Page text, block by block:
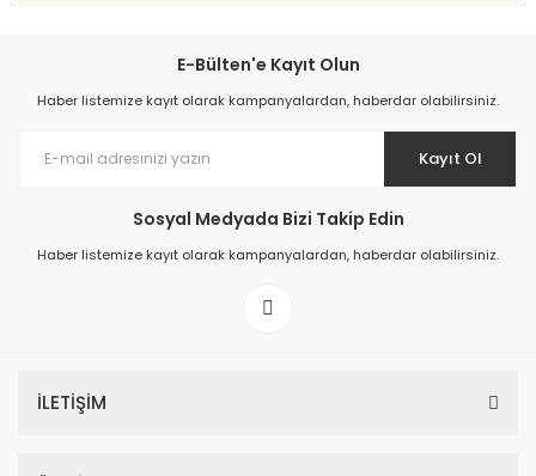
E-Bülten'e Kayıt Olun
Haber listemize kayıt olarak kampanyalardan, haberdar olabilirsiniz.
Kayıt Ol
Sosyal Medyada Bizi Takip Edin
Haber listemize kayıt olarak kampanyalardan, haberdar olabilirsiniz.
İLETİŞİM